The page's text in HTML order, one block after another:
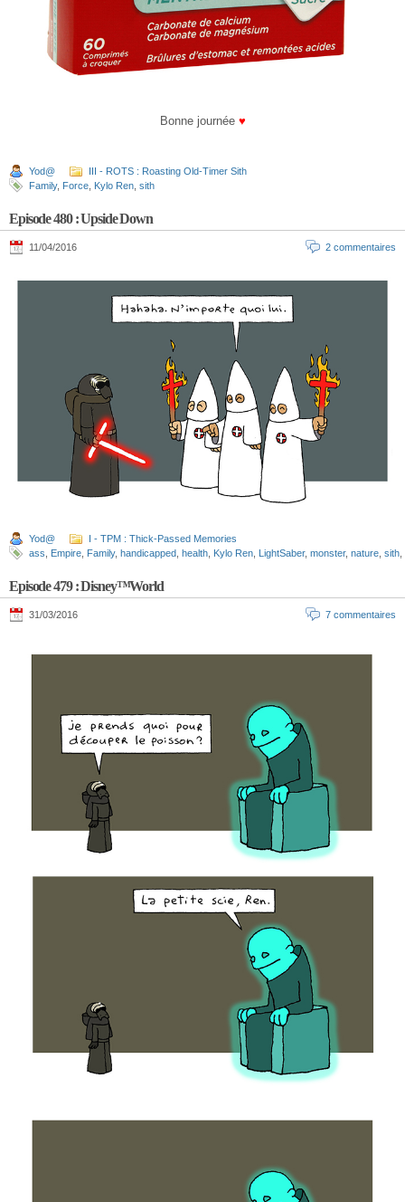
Bonne journée ♥
Yod@
III - ROTS : Roasting Old-Timer Sith
Family, Force Kylo Ren sith
Episode 480 : Upside Down
11/04/2016 2 commentaires
Yod@
I - TPM : Thick-Passed Memories
ass
Empire Family, handicapped health Kylo Ren LightSaber, monster, nature sith
Episode 479 : Disney™World
31/03/2016 7 commentaires